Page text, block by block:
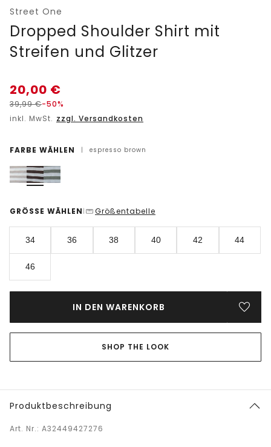
Street One
Dropped Shoulder Shirt mit
Streifen und Glitzer
20,00 €
39,99€-50%
inkl. MwSt. zzgl. Versandkosten
FARBE WÄHLEN | espresso brown
GRÖSSE WÄHLEN | Größentabelle
34 36 38 40 42 44
46
IN DEN WARENKORB
SHOP THE LOOK
Produktbeschreibung
Art. Nr.: A32449427276